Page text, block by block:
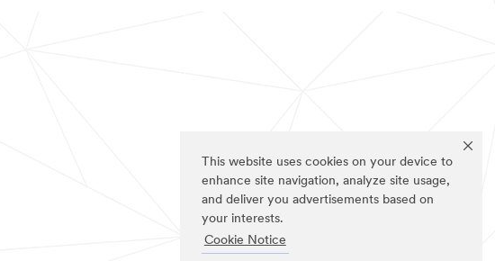
This website uses cookies on your device to
enhance site navigation, analyze site usage,
and deliver you advertisements based on
your interests.
Cookie Notice